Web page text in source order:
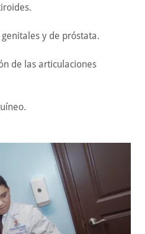
y de próstata.
de las articulaciones